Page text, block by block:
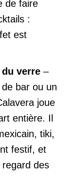
de faire
:
est
verre –
bar ou un
joue
entière. Il
tiki,
festif, et
des